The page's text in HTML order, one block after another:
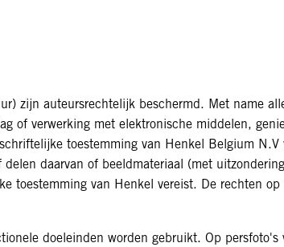
zijn auteursrechtelijk beschermd. Met name
of verwerking met elektronische middelen,
toestemming van Henkel Belgium
daarvan of beeldmateriaal (met
toestemming van Henkel vereist. De rechten
doeleinden worden gebruikt. Op